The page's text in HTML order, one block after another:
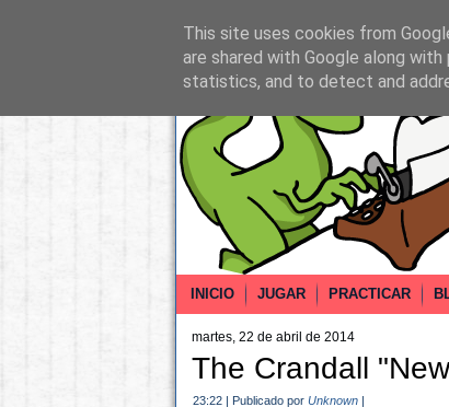
INICIO JUGAR PRACTICAR
martes, 22 de abril de 2014
The Crandall
23:22| Publicado por Unknown |
This site uses cookies from
are shared with Google along
statistics, and to detect and